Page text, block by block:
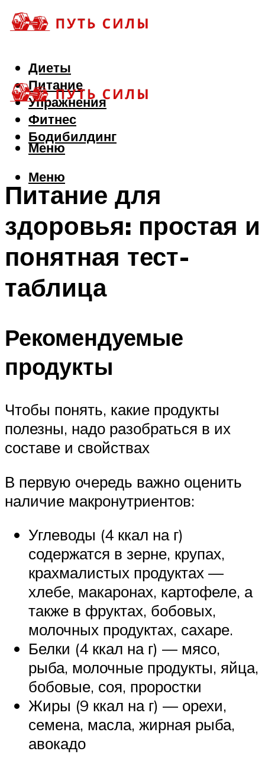
Диеты
Питание
Упражнения
Фитнес
Бодибилдинг
Меню
Меню
Питание для
здоровья: простая и
понятная тест-
таблица
Рекомендуемые
продукты
Чтобы понять, какие продукты
полезны, надо разобраться в их
составе и свойствах
В первую очередь важно оценить
наличие макронутриентов:
Углеводы (4 ккал на г)
содержатся в зерне, крупах,
крахмалистых продуктах —
хлебе, макаронах, картофеле, а
также в фруктах, бобовых,
молочных продуктах, сахаре.
Белки (4 ккал на г) — мясо,
рыба, молочные продукты, яйца,
бобовые, соя, проростки
Жиры (9 ккал на г) — орехи,
семена, масла, жирная рыба,
авокадо